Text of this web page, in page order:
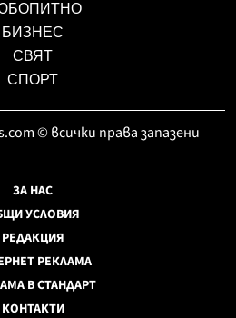
БИЗНЕС
СВЯТ
СПОРТ
© всички права запазени
ЗА НАС
УСЛОВИЯ
РЕДАКЦИЯ
РЕКЛАМА
В СТАНДАРТ
КОНТАКТИ